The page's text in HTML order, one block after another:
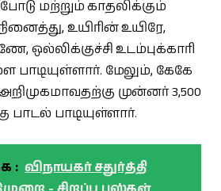
மற்றும் காதலிக்கும்
உயிரின் உயிரே,
ஒல்லிக்குச்சி உடம்புக்காரி
மேலும், கேகே
முன்னர் 3,500
பாடியுள்ளார்.
: விநாயகர் சதுர்த்தி